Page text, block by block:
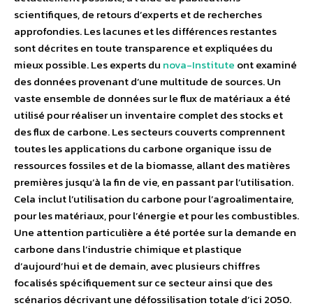
scientifiques, de retours d’experts et de recherches
approfondies. Les lacunes et les différences restantes
sont décrites en toute transparence et expliquées du
mieux possible. Les experts du nova-Institute ont examiné
des données provenant d’une multitude de sources. Un
vaste ensemble de données sur le flux de matériaux a été
utilisé pour réaliser un inventaire complet des stocks et
des flux de carbone. Les secteurs couverts comprennent
toutes les applications du carbone organique issu de
ressources fossiles et de la biomasse, allant des matières
premières jusqu’à la fin de vie, en passant par l’utilisation.
Cela inclut l’utilisation du carbone pour l’agroalimentaire,
pour les matériaux, pour l’énergie et pour les combustibles.
Une attention particulière a été portée sur la demande en
carbone dans l’industrie chimique et plastique
d’aujourd’hui et de demain, avec plusieurs chiffres
focalisés spécifiquement sur ce secteur ainsi que des
scénarios décrivant une défossilisation totale d’ici 2050.